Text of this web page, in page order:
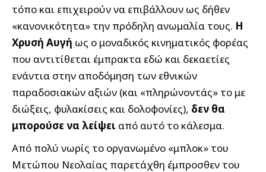
τόπο και επιχειρούν να επιβάλλουν ως δήθεν
«κανονικότητα» την πρόδηλη ανωμαλία τους. Η
Χρυσή Αυγή ως ο μοναδικός κινηματικός φορέας
που αντιτίθεται έμπρακτα εδώ και δεκαετίες
ενάντια στην αποδόμηση των εθνικών
παραδοσιακών αξιών (και «πληρώνοντάς» το με
διώξεις, φυλακίσεις και δολοφονίες), δεν θα
μπορούσε να λείψει από αυτό το κάλεσμα.
Από πολύ νωρίς το οργανωμένο «μπλοκ» του
Μετώπου Νεολαίας παρετάχθη έμπροσθεν του